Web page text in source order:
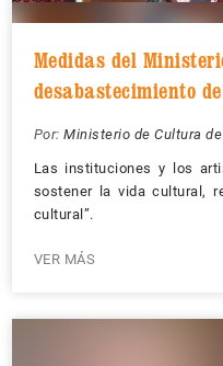
Medidas del
desabastecimiento
Por: Ministerio de Cultura de
Las instituciones y los
sostener la vida cultural,
cultural”.
VER MÁS